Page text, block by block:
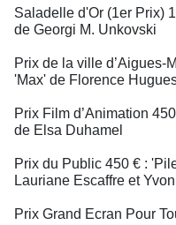
Saladelle d'Or (1er Prix)
de Georgi M. Unkovski
Prix de la ville d’Aigues-
'Max' de Florence
Prix Film d’Animation
de Elsa Duhamel
Prix du Public 450 € :
Lauriane Escaffre et
Prix Grand Ecran Pour